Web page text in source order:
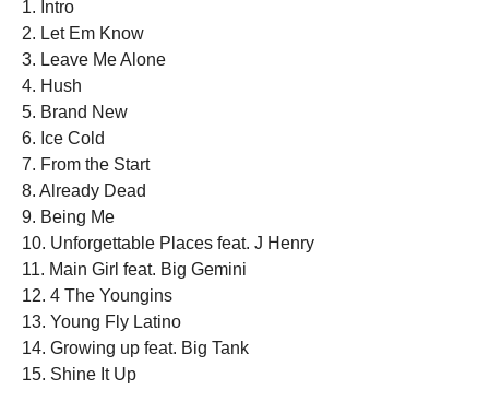
1. Intro
2. Let Em Know
3. Leave Me Alone
4. Hush
5. Brand New
6. Ice Cold
7. From the Start
8. Already Dead
9. Being Me
10. Unforgettable Places feat. J Henry
11. Main Girl feat. Big Gemini
12. 4 The Youngins
13. Young Fly Latino
14. Growing up feat. Big Tank
15. Shine It Up